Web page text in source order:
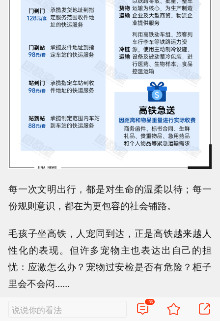
每一次文明出行，都是对生命的温柔以待；每一
份规则意识，都在为更包容的社会铺路。
毛孩子坐高铁，人宠同到达，正是高铁越来越人
性化的表现。但许多宠物主也表达出自己的担
忧：应激怎么办？宠物过安检是否有危险？柜子
里会不会闷......
不过正如一位网友所诉说的：“三年前只能把狗留
说说你的看法
136